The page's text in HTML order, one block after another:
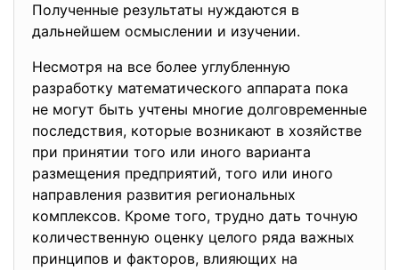
Полученные результаты нуждаются в
дальнейшем осмыслении и изучении.
Несмотря на все более углубленную
разработку математического аппарата пока
не могут быть учтены многие долговременные
последствия, которые возникают в хозяйстве
при принятии того или иного варианта
размещения предприятий, того или иного
направления развития региональных
комплексов. Кроме того, трудно дать точную
количественную оценку целого ряда важных
принципов и факторов, влияющих на